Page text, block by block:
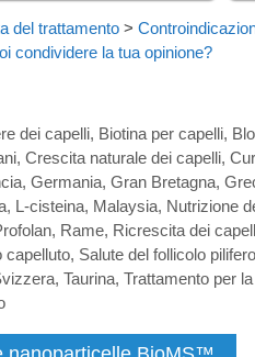
del trattamento >
condividere la tua opinione?
dei capelli, Biotina per capelli,
, Crescita naturale dei capelli,
, Germania, Gran Bretagna,
, L-cisteina, Malaysia, Nutrizione
, Rame, Ricrescita dei
capelluto, Salute del follicolo pilifero
, Taurina, Trattamento per